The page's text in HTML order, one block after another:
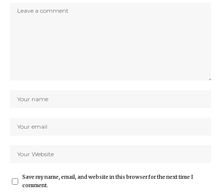
Save my name, email, and website in this browser for the next time I
comment.